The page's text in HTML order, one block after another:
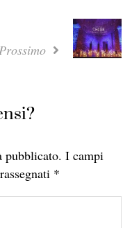
Prossimo
pubblicato. I campi
*